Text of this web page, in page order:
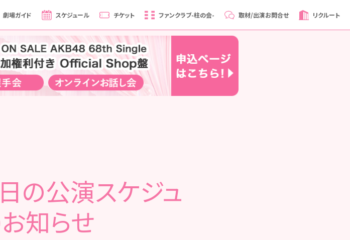
劇場ガイド スケジュール チケット ファンクラブ-柱の会- 取材/出演お問合せ リクルート
の公演スケジュ
知らせ